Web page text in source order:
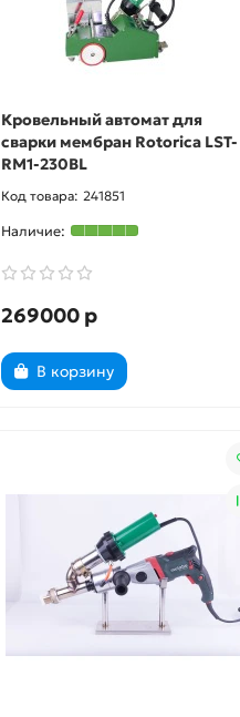
Кровельный автомат для
сварки мембран Rotorica LST-
RM1-230BL
241851
269000 р
В корзину